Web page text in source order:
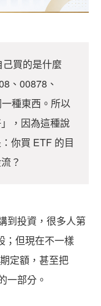
買的是什麼
、00878、
種東西。所以
，因為這種說
你買 ETF 的目
？
到投資，很多人第
；但現在不一樣
定額，甚至把
一部分。